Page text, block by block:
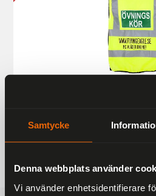
Samtycke
Denna webbplats använder
Vi använder enhetsidentifierare
187 kr
249 kr